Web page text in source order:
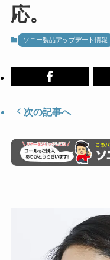
応。
ソニー製品アップデート情報
次の記事へ